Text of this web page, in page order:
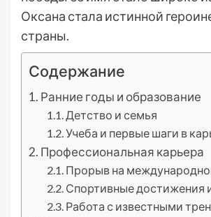
Оксана стала истинной
страны.
Содержание
Ранние годы и образование
Детство и семья
Учеба и первые шаги в
Профессиональная карьера
Прорыв на
Спортивные достижения
Работа с известными